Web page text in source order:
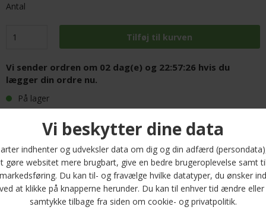
Antal
Vi sender ordren om 02 dag(e) og 22:57:26 hvis du
lægger din ordre nu.
På lager
FRI FRAGT PÅ ALLE VARER
HURTIG LEVERING
30 DAGES RETURRET
Opdag Tommy Hilfiger - Seasonal Solid Tee i den stilfulde farve C4U Blue
Orbit. Denne t-shirt er det perfekte valg til enhver lejlighed, hvad enten du
skal til en afslappet sammenkomst eller bare ønsker at se godt ud i
hverdagen. Fremstillet af 100% bomuld, tilbyder denne t-shirt en blød og
behagelig fornemmelse mod huden, hvilket gør den ideel til daglig brug.